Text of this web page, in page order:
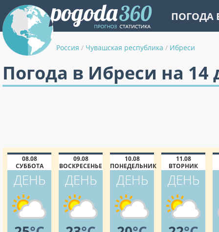
ПОГОДА
Россия / Чувашская республика / Ибреси
Погода в Ибреси на 14
08.08
СУББОТА
ДЕНЬ
09.08
ВОСКРЕСЕНЬЕ
ДЕНЬ
10.08
ПОНЕДЕЛЬНИК
ДЕНЬ
11.08
ВТОРНИК
ДЕНЬ